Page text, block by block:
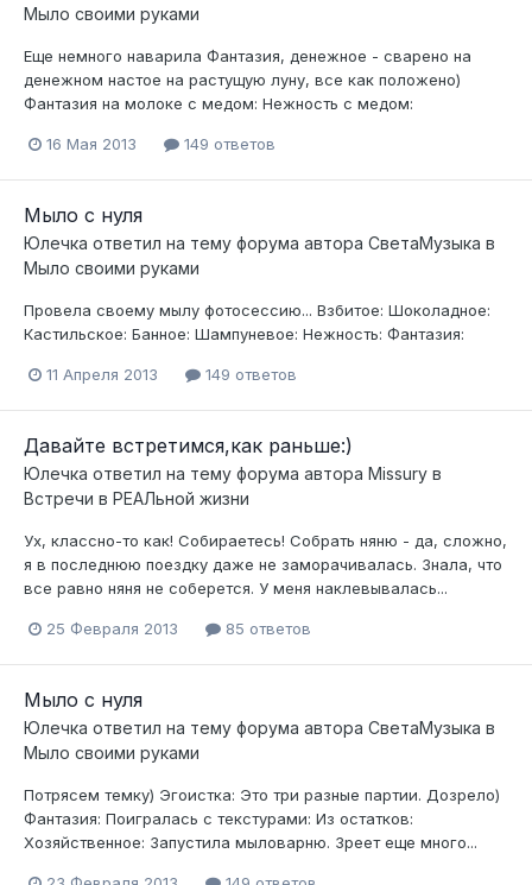
Мыло своими руками
Еще немного наварила Фантазия, денежное - сварено на
денежном настое на растущую луну, все как положено)
Фантазия на молоке с медом: Нежность с медом:
16 Мая 2013 149 ответов
Мыло с нуля
Юлечка ответил на тему форума автора СветаМузыка в
Мыло своими руками
Провела своему мылу фотосессию... Взбитое: Шоколадное:
Кастильское: Банное: Шампуневое: Нежность: Фантазия:
11 Апреля 2013 149 ответов
Давайте встретимся,как раньше:)
Юлечка ответил на тему форума автора Missury в
Встречи в РЕАЛьной жизни
Ух, классно-то как! Собираетесь! Собрать няню - да, сложно,
я в последнюю поездку даже не заморачивалась. Знала, что
все равно няня не соберется. У меня наклевывалась...
25 Февраля 2013 85 ответов
Мыло с нуля
Юлечка ответил на тему форума автора СветаМузыка в
Мыло своими руками
Потрясем темку) Эгоистка: Это три разные партии. Дозрело)
Фантазия: Поигралась с текстурами: Из остатков:
Хозяйственное: Запустила мыловарню. Зреет еще много...